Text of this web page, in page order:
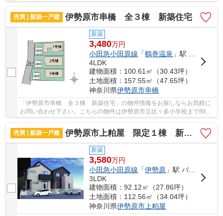
売買 | 新築一戸建
伊勢原市串橋 全３棟 新築住宅
新築
3,480万円
小田急小田原線 「鶴巻温泉 」駅 バス9分 「串橋入口」 停歩6分
4LDK
建物面積：100.61㎡（30.43坪）
土地面積：157.55㎡（47.65坪）
神奈川県伊勢原市串橋
「伊勢原市串橋 全３棟 新築住宅」の物件情報をお探しならお気軽に
お問い合わせ下さい。こちらの物件は伊勢原市立比々多小学校まで868m
売買 | 新築一戸建
伊勢原市上粕屋 限定１棟 新築住宅
新築
3,580万円
小田急小田原線 「伊勢原 」駅 バス10分 「共済会館入口」 停歩4分
3LDK
建物面積：92.12㎡（27.86坪）
土地面積：112.56㎡（34.04坪）
神奈川県伊勢原市 上粕屋